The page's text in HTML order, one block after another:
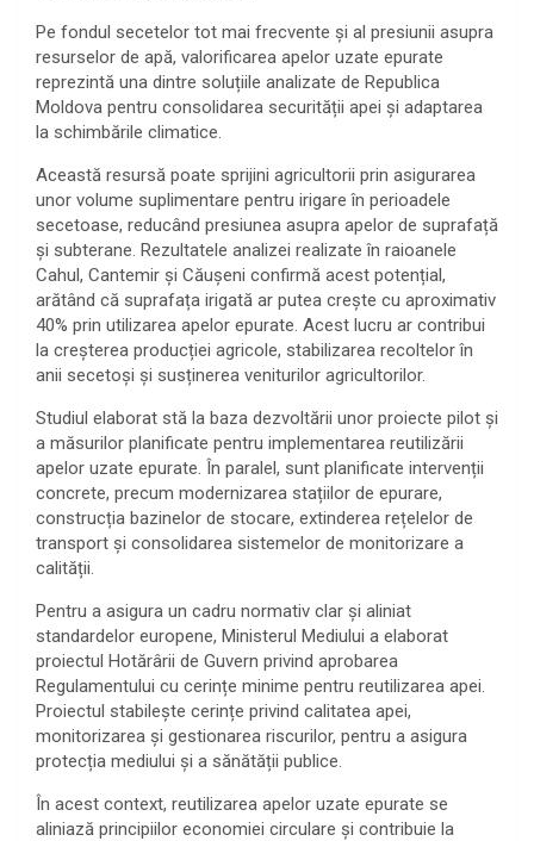
Pe fondul secetelor tot mai frecvente și al presiunii asupra
resurselor de apă, valorificarea apelor uzate epurate
reprezintă una dintre soluțiile analizate de Republica
Moldova pentru consolidarea securității apei și adaptarea
la schimbările climatice.
Această resursă poate sprijini agricultorii prin asigurarea
unor volume suplimentare pentru irigare în perioadele
secetoase, reducând presiunea asupra apelor de suprafață
și subterane. Rezultatele analizei realizate în raioanele
Cahul, Cantemir și Căușeni confirmă acest potențial,
arătând că suprafața irigată ar putea crește cu aproximativ
40% prin utilizarea apelor epurate. Acest lucru ar contribui
la creșterea producției agricole, stabilizarea recoltelor în
anii secetoși și susținerea veniturilor agricultorilor.
Studiul elaborat stă la baza dezvoltării unor proiecte pilot și
a măsurilor planificate pentru implementarea reutilizării
apelor uzate epurate. În paralel, sunt planificate intervenții
concrete, precum modernizarea stațiilor de epurare,
construcția bazinelor de stocare, extinderea rețelelor de
transport și consolidarea sistemelor de monitorizare a
calității.
Pentru a asigura un cadru normativ clar și aliniat
standardelor europene, Ministerul Mediului a elaborat
proiectul Hotărârii de Guvern privind aprobarea
Regulamentului cu cerințe minime pentru reutilizarea apei.
Proiectul stabilește cerințe privind calitatea apei,
monitorizarea și gestionarea riscurilor, pentru a asigura
protecția mediului și a sănătății publice.
În acest context, reutilizarea apelor uzate epurate se
aliniază principiilor economiei circulare și contribuie la